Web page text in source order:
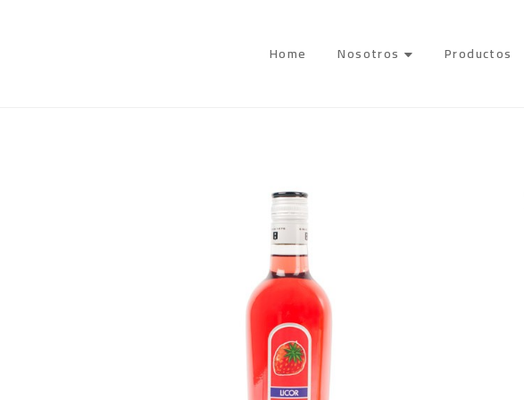
Home Nosotros Productos